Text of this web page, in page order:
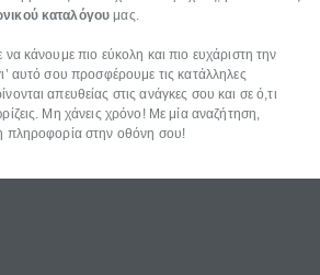
καταλόγου μας.
να κάνουμε πιο εύκολη και πιο ευχάριστη την
αυτό σου προσφέρουμε τις κατάλληλες
απευθείας στις ανάγκες σου και σε ό,τι
Μη χάνεις χρόνο! Με μία αναζήτηση,
πληροφορία στην οθόνη σου!